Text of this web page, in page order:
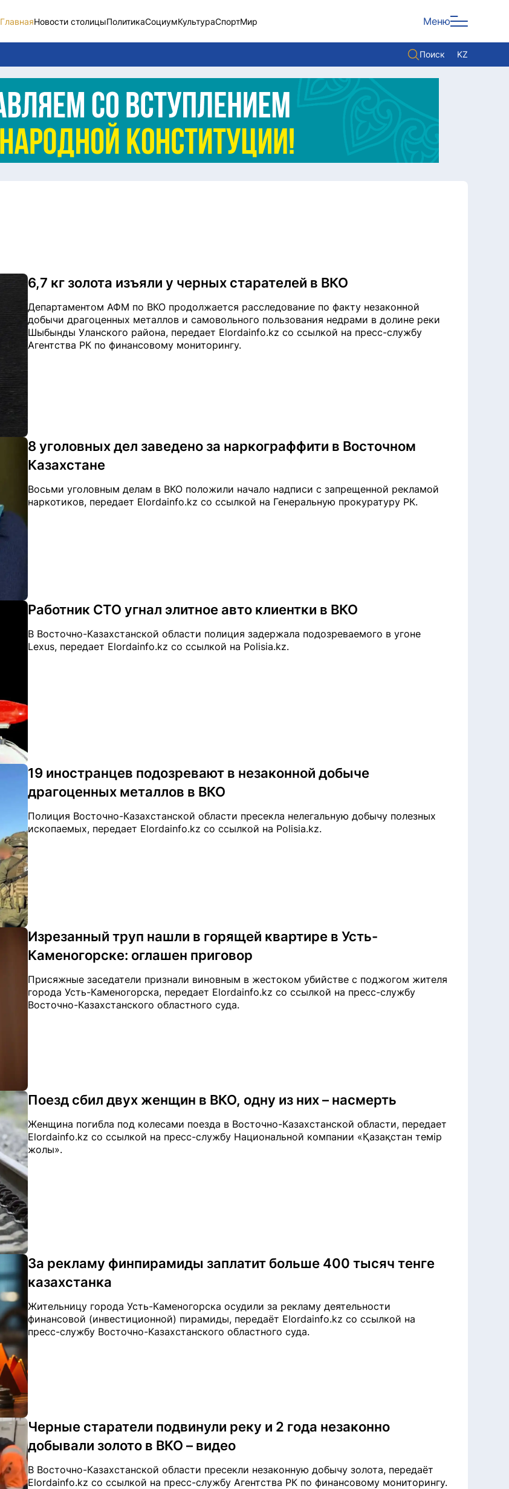
ГлавнаяНовости столицыПолитикаСоциумКультураСпортМир Меню
Поиск KZ
Новости столицы
Политика
Социум
Экономика
Спорт
Культура
6,7 кг золота изъяли у черных старателей в ВКО
Департаментом АФМ по ВКО продолжается расследование по факту незаконной
добычи драгоценных металлов и самовольного пользования недрами в долине реки
Шыбынды Уланского района, передает Elordainfo.kz со ссылкой на пресс-службу
Агентства РК по финансовому мониторингу.
8 уголовных дел заведено за наркограффити в Восточном
Казахстане
Восьми уголовным делам в ВКО положили начало надписи с запрещенной рекламой
наркотиков, передает Elordainfo.kz со ссылкой на Генеральную прокуратуру РК.
Работник СТО угнал элитное авто клиентки в ВКО
В Восточно-Казахстанской области полиция задержала подозреваемого в угоне
Lexus, передает Elordainfo.kz со ссылкой на Polisia.kz.
19 иностранцев подозревают в незаконной добыче
драгоценных металлов в ВКО
Полиция Восточно-Казахстанской области пресекла нелегальную добычу полезных
ископаемых, передает Elordainfo.kz со ссылкой на Polisia.kz.
Изрезанный труп нашли в горящей квартире в Усть-
Каменогорске: оглашен приговор
Присяжные заседатели признали виновным в жестоком убийстве с поджогом жителя
города Усть-Каменогорска, передает Elordainfo.kz со ссылкой на пресс-службу
Восточно-Казахстанского областного суда.
Поезд сбил двух женщин в ВКО, одну из них – насмерть
Женщина погибла под колесами поезда в Восточно-Казахстанской области, передает
Elordainfo.kz со ссылкой на пресс-службу Национальной компании «Қазақстан темір
жолы».
За рекламу финпирамиды заплатит больше 400 тысяч тенге
казахстанка
Жительницу города Усть-Каменогорска осудили за рекламу деятельности
финансовой (инвестиционной) пирамиды, передаёт Elordainfo.kz со ссылкой на
пресс-службу Восточно-Казахстанского областного суда.
Черные старатели подвинули реку и 2 года незаконно
добывали золото в ВКО – видео
В Восточно-Казахстанской области пресекли незаконную добычу золота, передаёт
Elordainfo.kz со ссылкой на пресс-службу Агентства РК по финансовому мониторингу.